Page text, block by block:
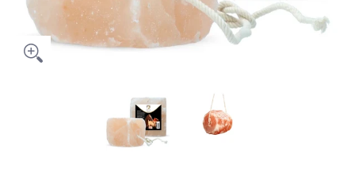
Translation missing: nl.products.general.thumbs
Translation missing: